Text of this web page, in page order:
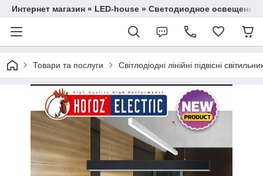
Интернет магазин « LED-house » Светодиодное освещение
Товари та послуги Світлодіодні лінійні підвісні